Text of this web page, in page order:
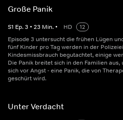
Große Panik
S1 Ep.3 • 23 Min. • HD
12
Episode 3 untersucht die frühen Lügen
fünf Kinder pro Tag werden in der
Kindesmissbrauch begutachtet, einige
Die Panik breitet sich in den Familien
sich vor Angst - eine Panik, die von
geschürt wird.
Unter Verdacht